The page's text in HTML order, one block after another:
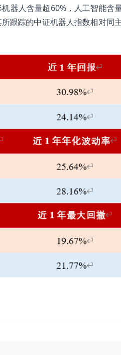
器人含量超60%，人工智能含
跟踪的中证机器人指数相对同